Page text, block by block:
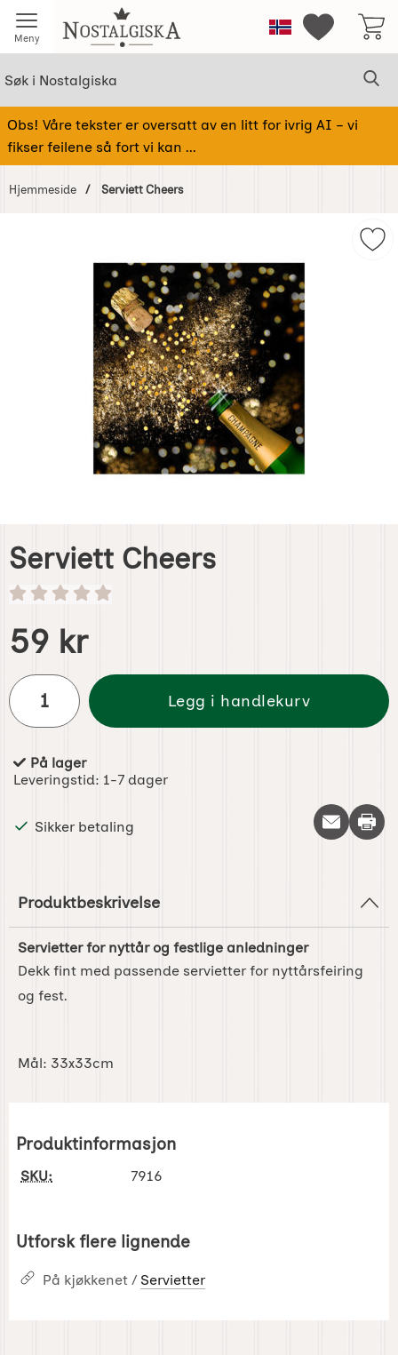
Meny Startsiden for NostalgiskaNorge Mine
Obs! Våre tekster er oversatt av en litt for ivrig AI – vi
fikser feilene så fort vi kan ...
Hjemmeside Serviett Cheers
Serviett Cheers
Handle dette produktet, Serviett Cheers
pris
59 kr
antall
Legg i handlekurv
Produkttilgjengelighet:
På lager
Leveringstid: 1-7 dager
Sikker betaling Skriv
Produktbeskrivelse
Servietter for nyttår og festlige anledninger
Dekk fint med passende servietter for nyttårsfeiring
og fest.
Mål: 33x33cm
Produktinformasjon
SKU: 7916
Utforsk flere lignende
På kjøkkenet / Servietter